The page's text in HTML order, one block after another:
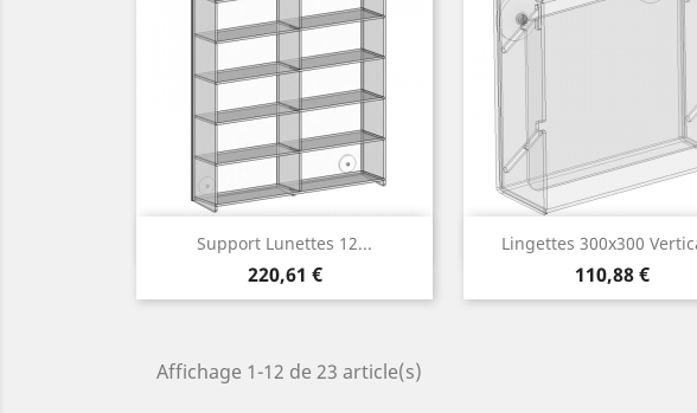
Support Lunettes 12...
Prix
220,61 €
Aperçu rapide Lingettes 300x300
Prix
110,88 €
Aperçu rapide
Affichage 1-12 de 23 article(s)